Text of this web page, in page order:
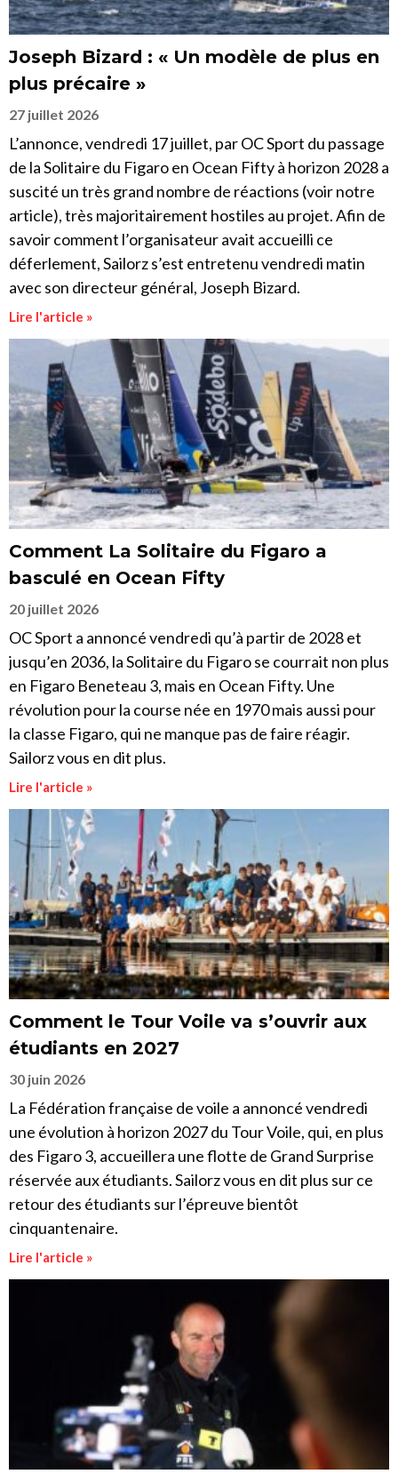
Joseph Bizard : « Un modèle de plus en
plus précaire »
27 juillet 2026
L’annonce, vendredi 17 juillet, par OC Sport du passage
de la Solitaire du Figaro en Ocean Fifty à horizon 2028 a
suscité un très grand nombre de réactions (voir notre
article), très majoritairement hostiles au projet. Afin de
savoir comment l’organisateur avait accueilli ce
déferlement, Sailorz s’est entretenu vendredi matin
avec son directeur général, Joseph Bizard.
Lire l'article »
Comment La Solitaire du Figaro a
basculé en Ocean Fifty
20 juillet 2026
OC Sport a annoncé vendredi qu’à partir de 2028 et
jusqu’en 2036, la Solitaire du Figaro se courrait non plus
en Figaro Beneteau 3, mais en Ocean Fifty. Une
révolution pour la course née en 1970 mais aussi pour
la classe Figaro, qui ne manque pas de faire réagir.
Sailorz vous en dit plus.
Lire l'article »
Comment le Tour Voile va s’ouvrir aux
étudiants en 2027
30 juin 2026
La Fédération française de voile a annoncé vendredi
une évolution à horizon 2027 du Tour Voile, qui, en plus
des Figaro 3, accueillera une flotte de Grand Surprise
réservée aux étudiants. Sailorz vous en dit plus sur ce
retour des étudiants sur l’épreuve bientôt
cinquantenaire.
Lire l'article »